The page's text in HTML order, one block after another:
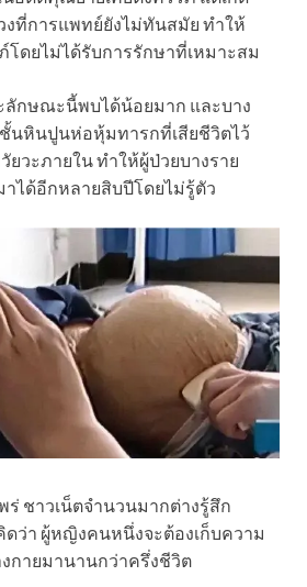
ที่การแพทย์ยังไม่ทันสมัย ทำให้
โดยไม่ได้รับการรักษาที่เหมาะสม
ลักษณะนี้พบได้น้อยมาก และบาง
นหินปูนห่อหุ้มทารกที่เสียชีวิตไว้
ยวะภายใน ทำให้ผู้ป่วยบางราย
ได้อีกหลายสิบปีโดยไม่รู้ตัว
ร่ ชาวเน็ตจำนวนมากต่างรู้สึก
ดว่า ผู้หญิงคนหนึ่งจะต้องเก็บความ
งกายมานานกว่าครึ่งชีวิต